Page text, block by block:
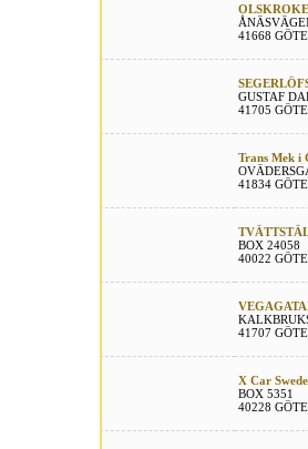
41668
GUSTAF
41705
Trans Mek i
41834
BOX 24058
40022
41707
X Car
BOX 5351
40228